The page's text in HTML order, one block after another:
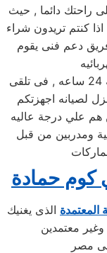
راحتك دائما , حيث
كنتم تريدون شراء
دعم فنى يقوم
علي درجة عاليه
ومدربين من قبل
كوم حمادة
المعتمدة الذى يغنيك
معتمدين